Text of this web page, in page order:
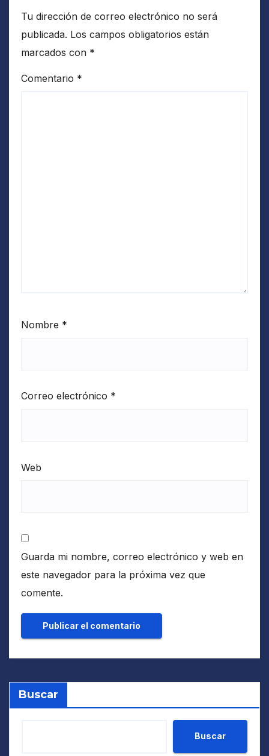
Tu dirección de correo electrónico no será
publicada. Los campos obligatorios están
marcados con *
Comentario *
Nombre *
Correo electrónico *
Web
Guarda mi nombre, correo electrónico y web en
este navegador para la próxima vez que
comente.
Buscar
Buscar